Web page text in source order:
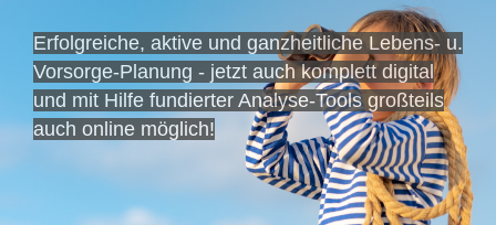
Erfolgreiche, aktive und ganzheitliche Lebens- u.
Vorsorge-Planung - jetzt auch komplett digital
und mit Hilfe fundierter Analyse-Tools großteils
auch online möglich!